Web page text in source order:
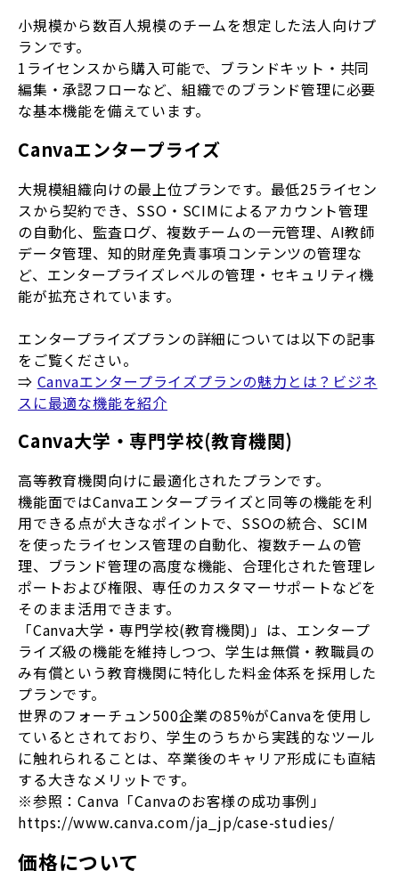
小規模から数百人規模のチームを想定した法人向けプ
ランです。
1ライセンスから購入可能で、ブランドキット・共同
編集・承認フローなど、組織でのブランド管理に必要
な基本機能を備えています。
Canvaエンタープライズ
大規模組織向けの最上位プランです。最低25ライセン
スから契約でき、SSO・SCIMによるアカウント管理
の自動化、監査ログ、複数チームの一元管理、AI教師
データ管理、知的財産免責事項コンテンツの管理な
ど、エンタープライズレベルの管理・セキュリティ機
能が拡充されています。
エンタープライズプランの詳細については以下の記事
をご覧ください。
⇒ Canvaエンタープライズプランの魅力とは？ビジネ
スに最適な機能を紹介
Canva大学・専門学校(教育機関)
高等教育機関向けに最適化されたプランです。
機能面ではCanvaエンタープライズと同等の機能を利
用できる点が大きなポイントで、SSOの統合、SCIM
を使ったライセンス管理の自動化、複数チームの管
理、ブランド管理の高度な機能、合理化された管理レ
ポートおよび権限、専任のカスタマーサポートなどを
そのまま活用できます。
「Canva大学・専門学校(教育機関)」は、エンタープ
ライズ級の機能を維持しつつ、学生は無償・教職員の
み有償という教育機関に特化した料金体系を採用した
プランです。
世界のフォーチュン500企業の85%がCanvaを使用し
ているとされており、学生のうちから実践的なツール
に触れられることは、卒業後のキャリア形成にも直結
する大きなメリットです。
※参照：Canva「Canvaのお客様の成功事例」
https://www.canva.com/ja_jp/case-studies/
価格について